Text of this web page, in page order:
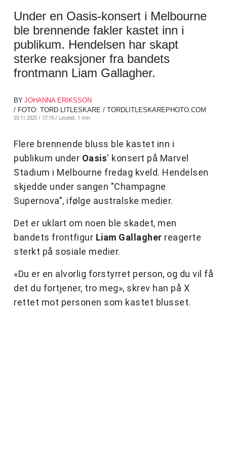
Under en Oasis-konsert i Melbourne
ble brennende fakler kastet inn i
publikum. Hendelsen har skapt
sterke reaksjoner fra bandets
frontmann Liam Gallagher.
BY JOHANNA ERIKSSON
/ FOTO: TORD LITLESKARE / TORDLITLESKAREPHOTO.COM
03.11.2025 / 17:19 / Lesetid: 1 min
Flere brennende bluss ble kastet inn i
publikum under Oasis' konsert på Marvel
Stadium i Melbourne fredag ​​kveld. Hendelsen
skjedde under sangen "Champagne
Supernova", ifølge australske medier.
Det er uklart om noen ble skadet, men
bandets frontfigur Liam Gallagher reagerte
sterkt på sosiale medier.
«Du er en alvorlig forstyrret person, og du vil få
det du fortjener, tro meg», skrev han på X
rettet mot personen som kastet blusset.